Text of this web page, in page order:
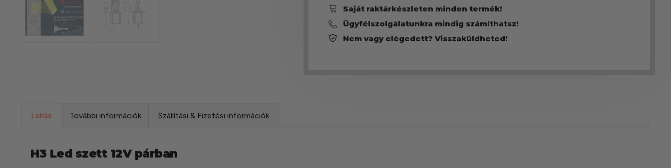
Saját raktárkészleten minden termék!
Ügyfélszolgálatunkra mindig számíthatsz!
Nem vagy elégedett? Visszaküldheted!
Leírás További információk Szállítási & Fizetési információk
H3 Led szett 12V párban